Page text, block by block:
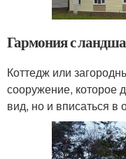
Гармония с
Коттедж или
сооружение, которое
вид, но и вписаться